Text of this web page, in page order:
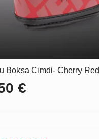
Boksa Cimdi- Cherry Red
€